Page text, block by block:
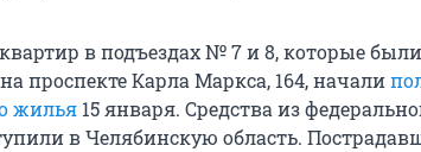
в подъездах № 7 и 8, которые
проспекте Карла Маркса, 164, начали
жилья 15 января. Средства из
в Челябинскую область.